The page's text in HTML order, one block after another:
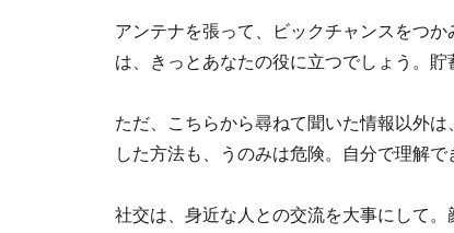
アンテナを張って、ビックチャンスをつ
は、きっとあなたの役に立つでしょう。
ただ、こちらから尋ねて聞いた情報以外
した方法も、うのみは危険。自分で理解で
社交は、身近な人との交流を大事にして